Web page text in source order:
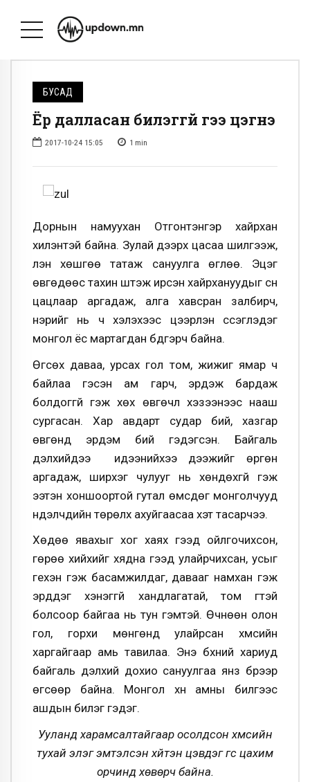
БУСАД
Ёр далласан билэггүй үгээ цэгнэ
2017-10-24 15:05 1 min
Дорнын намуухан Отгонтэнгэр хайрхан
хилэнтэй байна. Зулай дээрх цасаа шилгээж,
үүлэн хөшгөө татаж сануулга өглөө. Эцэг
өвгөдөөс тахин шүтэж ирсэн хайрхануудыг сүүн
цацлаар аргадаж, алга хавсран залбирч,
нэрийг нь ч хэлэхээс цээрлэн сүсэглэдэг
монгол ёс мартагдан бүдгэрч байна.
Өгсөх даваа, урсах гол том, жижиг ямар ч
байлаа гэсэн ам гарч, эрдэж бардаж
болдоггүй гэж хөх өвгөчүүл хэзээнээс нааш
сургасан. Хар авдарт судар бий, хазгар
өвгөнд эрдэм бий гэдэгсэн. Байгаль
дэлхийдээ идээнийхээ дээжийг өргөн
аргадаж, ширхэг чулууг нь хөндөхгүй гэж
ээтэн хоншоортой гутал өмсдөг монголчууд
нүүдэлчдийн төрөлх ахуйгаасаа хэт тасарчээ.
Хөдөө явахыг хог хаях гээд ойлгочихсон,
гөрөө хийхийг хядна гээд улайрчихсан, усыг
гүехэн гэж басамжилдаг, давааг намхан гэж
эрддэг хэнэггүй хандлагатай, том үгтэй
болсоор байгаа нь тун гэмтэй. Өчнөөн олон
гол, горхи мөнгөнд улайрсан хүмүүсийн
харгайгаар амь тавилаа. Энэ бүхний хариуд
байгаль дэлхий дохио сануулгаа янз бүрээр
өгсөөр байна. Монгол хүн амны билгээс
ашдын билэг гэдэг.
Ууланд харамсалтайгаар осолдсон хүмүүсийн
тухай элэг эмтэлсэн хүйтэн цэвдэг үгс цахим
орчинд хөвөрч байна.